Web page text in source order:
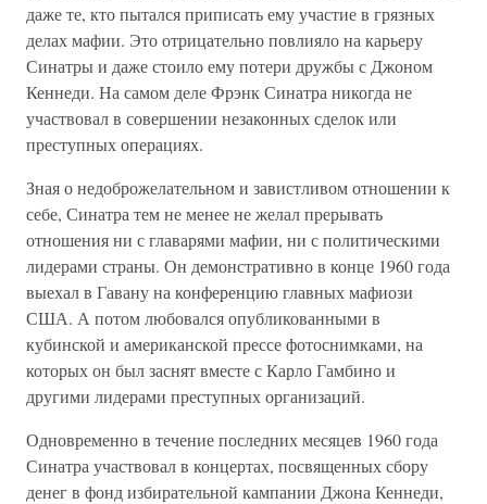
даже те, кто пытался приписать ему участие в грязных
делах мафии. Это отрицательно повлияло на карьеру
Синатры и даже стоило ему потери дружбы с Джоном
Кеннеди. На самом деле Фрэнк Синатра никогда не
участвовал в совершении незаконных сделок или
преступных операциях.
Зная о недоброжелательном и завистливом отношении к
себе, Синатра тем не менее не желал прерывать
отношения ни с главарями мафии, ни с политическими
лидерами страны. Он демонстративно в конце 1960 года
выехал в Гавану на конференцию главных мафиози
США. А потом любовался опубликованными в
кубинской и американской прессе фотоснимками, на
которых он был заснят вместе с Карло Гамбино и
другими лидерами преступных организаций.
Одновременно в течение последних месяцев 1960 года
Синатра участвовал в концертах, посвященных сбору
денег в фонд избирательной кампании Джона Кеннеди,